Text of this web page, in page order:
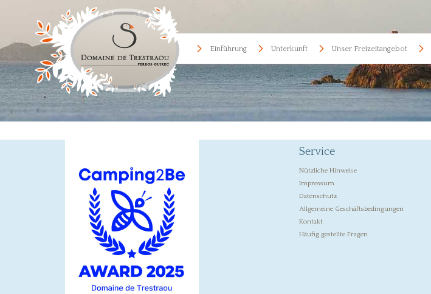
Einführung Unterkunft Unser Freizeitangebot
Service
Nützliche Hinweise
Impressum
Datenschutz
Allgemeine Geschäftsbedingungen
Kontakt
Häufig gestellte Fragen